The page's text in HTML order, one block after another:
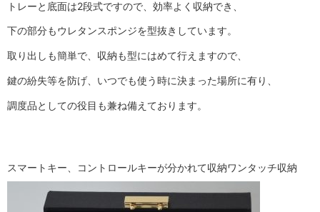
トレーと底面は2段式ですので、効率よく収納でき、
下の部分もウレタンスポンジを型抜きしています。
取り出しも簡単で、収納も型にはめて行えますので、
鍵の紛失等を防げ、いつでも使う時に決まった場所に有り、
調度品としての役目も兼ね備えております。
スマートキー、コントロールキーが分かれて収納ワンタッチ収納